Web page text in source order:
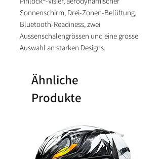
Sonnenschirm, Drei-Zonen-Belüftung,
Bluetooth-Readiness, zwei
Aussenschalengrössen und eine grosse
Auswahl an starken Designs.
Ähnliche
Produkte